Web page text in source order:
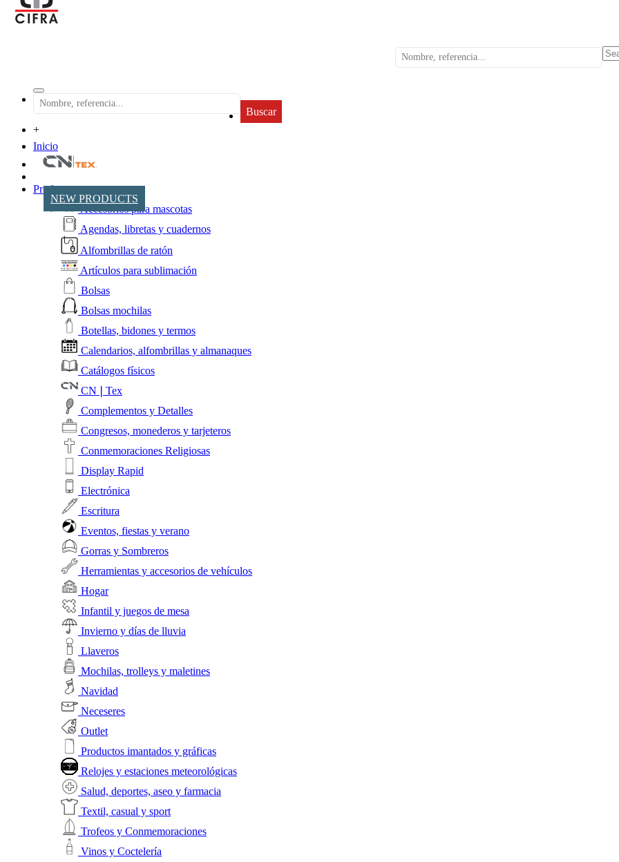
Buscar
+
Inicio
NEW PRODUCTS
Productos
Accesorios para mascotas
Agendas, libretas y cuadernos
Alfombrillas de ratón
Artículos para sublimación
Bolsas
Bolsas mochilas
Botellas, bidones y termos
Calendarios, alfombrillas y almanaques
Catálogos físicos
CN❘Tex
Complementos y Detalles
Congresos, monederos y tarjeteros
Conmemoraciones Religiosas
Display Rapid
Electrónica
Escritura
Eventos, fiestas y verano
Gorras y Sombreros
Herramientas y accesorios de vehículos
Hogar
Infantil y juegos de mesa
Invierno y días de lluvia
Llaveros
Mochilas, trolleys y maletines
Navidad
Neceseres
Outlet
Productos imantados y gráficas
Relojes y estaciones meteorológicas
Salud, deportes, aseo y farmacia
Textil, casual y sport
Trofeos y Conmemoraciones
Vinos y Coctelería